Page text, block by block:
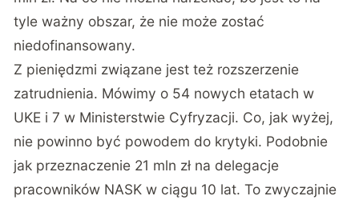
tyle ważny obszar, że nie może zostać
niedofinansowany.
Z pieniędzmi związane jest też rozszerzenie
zatrudnienia. Mówimy o 54 nowych etatach w
UKE i 7 w Ministerstwie Cyfryzacji. Co, jak wyżej,
nie powinno być powodem do krytyki. Podobnie
jak przeznaczenie 21 mln zł na delegacje
pracowników NASK w ciągu 10 lat. To zwyczajnie